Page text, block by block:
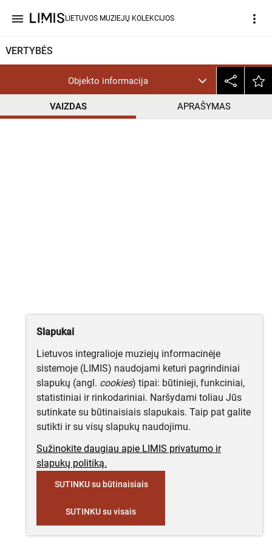
menu LIETUVOS MUZIEJŲ KOLEKCIJOS more_vert
VERTYBĖS
Objekto informacija
VAIZDAS APRAŠYMAS
Slapukai
Lietuvos integralioje muziejų informacinėje
sistemoje (LIMIS) naudojami keturi pagrindiniai
slapukų (angl. cookies) tipai: būtinieji, funkciniai,
statistiniai ir rinkodariniai. Naršydami toliau Jūs
sutinkate su būtinaisiais slapukais. Taip pat galite
sutikti ir su visų slapukų naudojimu.
Sužinokite daugiau apie LIMIS privatumo ir
slapukų politiką.
SUTINKU su būtinaisiais
SUTINKU su visais